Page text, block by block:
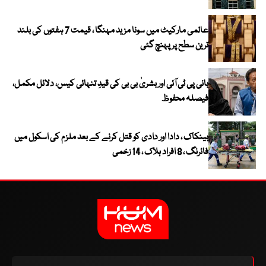
عالمی مارکیٹ میں سونا مزید مہنگا ، قیمت 7 ہفتوں کی بلند
ترین سطح پر پہنچ گئی
بانی پی ٹی آئی اور بشریٰ بی بی کی قیدِ تنہائی کیس، دلائل مکمل،
فیصلہ محفوظ
بینکاک ، دادا اور دادی کو قتل کرنے کے بعد ملزم کی اسکول میں
فائرنگ ، 8 افراد ہلاک ، 14 زخمی